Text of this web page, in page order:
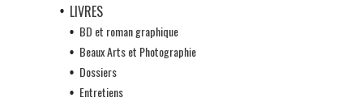
LIVRES
BD et roman graphique
Beaux Arts et Photographie
Dossiers
Entretiens